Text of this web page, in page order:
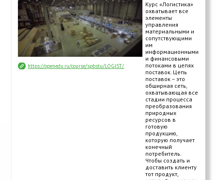
https://openedu.ru/course/spbstu/LOGIST/
Курс «Логистика»
охватывает все
элементы
управления
материальными и
сопутствующими
им
информационными
и финансовыми
потоками в цепях
поставок. Цепь
поставок – это
обширная сеть,
охватывающая все
стадии процесса
преобразования
природных
ресурсов в
готовую
продукцию,
которую получает
конечный
потребитель.
Чтобы создать и
доставить клиенту
тот продукт,